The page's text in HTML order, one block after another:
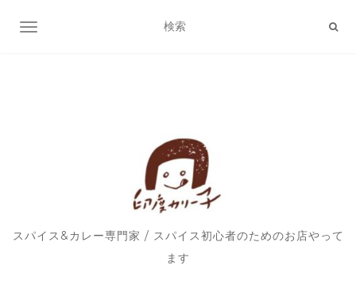
ナビゲーション切り替え
スパイス&カレー専門家 / スパイス初心者のためのお店やって
ます